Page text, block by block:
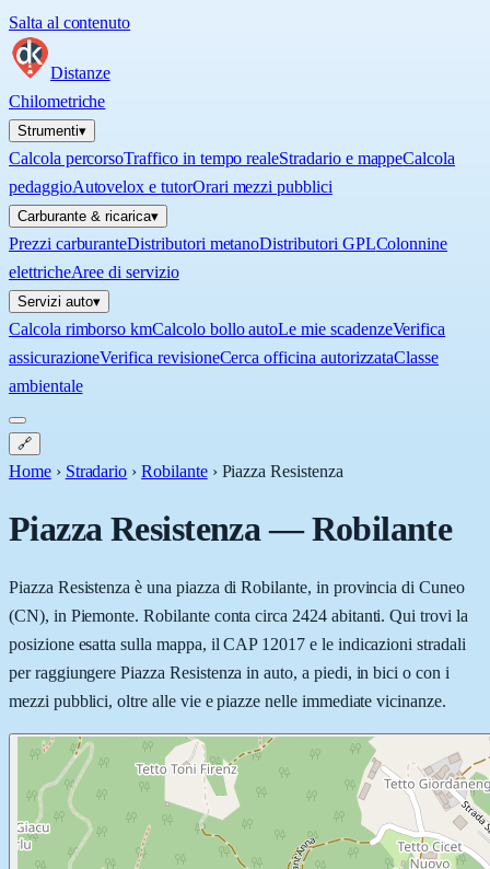
Salta al contenuto
Distanze
Chilometriche
Strumenti▾
Calcola percorsoTraffico in tempo realeStradario e mappeCalcola
pedaggioAutovelox e tutorOrari mezzi pubblici
Carburante & ricarica▾
Prezzi carburanteDistributori metanoDistributori GPLColonnine
elettricheAree di servizio
Servizi auto▾
Calcola rimborso kmCalcolo bollo autoLe mie scadenzeVerifica
assicurazioneVerifica revisioneCerca officina autorizzataClasse
ambientale
🔗
Home › Stradario › Robilante › Piazza Resistenza
Piazza Resistenza—Robilante
Piazza Resistenza è una piazza di Robilante, in provincia di Cuneo
(CN), in Piemonte. Robilante conta circa 2424 abitanti. Qui trovi la
posizione esatta sulla mappa, il CAP 12017 e le indicazioni stradali
per raggiungere Piazza Resistenza in auto, a piedi, in bici o con i
mezzi pubblici, oltre alle vie e piazze nelle immediate vicinanze.